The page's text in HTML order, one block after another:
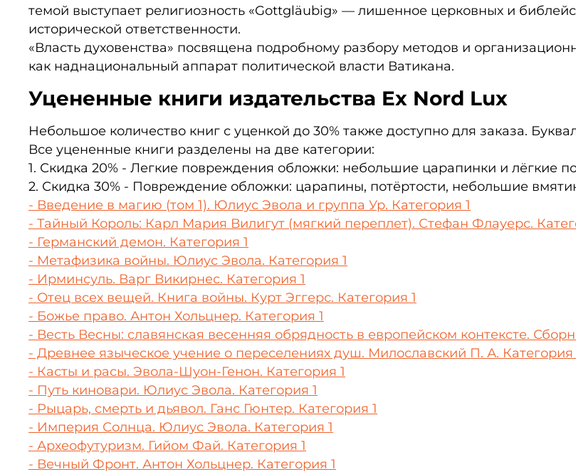
темой выступает религиозность «Gottgläubig» — лишенное церковных и
исторической ответственности.
«Власть духовенства» посвящена подробному разбору методов и
как наднациональный аппарат политической власти Ватикана.
Уцененные книги издательства Ex Nord Lux
Небольшое количество книг с уценкой до 30% также доступно для заказа.
Все уцененные книги разделены на две категории:
1. Скидка 20% - Легкие повреждения обложки: небольшие царапинки и лёгкие
2. Скидка 30% - Повреждение обложки: царапины, потёртости, небольшие
- Введение в магию (том 1). Юлиус Эвола и группа Ур. Категория 1
- Тайный Король: Карл Мария Вилигут (мягкий переплет). Стефан Флауерс.
- Германский демон. Категория 1
- Метафизика войны. Юлиус Эвола. Категория 1
- Ирминсуль. Варг Викирнес. Категория 1
- Отец всех вещей. Книга войны. Курт Эггерс. Категория 1
- Божье право. Антон Хольцнер. Категория 1
- Весть Весны: славянская весенняя обрядность в европейском контексте.
- Древнее языческое учение о переселениях душ. Милославский П. А. Категория
- Касты и расы. Эвола-Шуон-Генон. Категория 1
- Путь киновари. Юлиус Эвола. Категория 1
- Рыцарь, смерть и дьявол. Ганс Гюнтер. Категория 1
- Империя Солнца. Юлиус Эвола. Категория 1
- Археофутуризм. Гийом Фай. Категория 1
- Вечный Фронт. Антон Хольцнер. Категория 1